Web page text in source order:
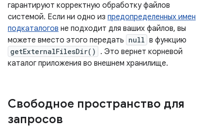
гарантируют корректную обработку файлов
системой. Если ни одно из предопределенных имен
подкаталогов не подходит для ваших файлов, вы
можете вместо этого передать null в функцию
getExternalFilesDir()
. Это вернет корневой
каталог приложения во внешнем хранилище.
Свободное пространство для
запросов